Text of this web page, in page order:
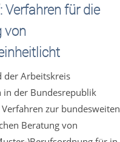
Verfahren für die
von
der Arbeitskreis
in der Bundesrepublik
Verfahren zur bundesweiten
Beratung von